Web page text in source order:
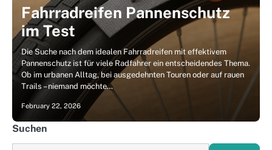
Fahrradreifen Pannenschutz
im Test
Die Suche nach dem idealen Fahrradreifen mit effektivem
Pannenschutz ist für viele Radfahrer ein entscheidendes Thema.
Ob im urbanen Alltag, bei ausgedehnten Touren oder auf rauen
Trails – niemand möchte…
February 22, 2026
Suchen